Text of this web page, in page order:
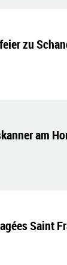
zu
am
Saint